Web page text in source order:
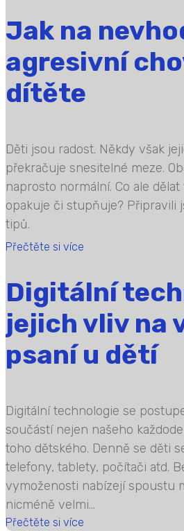
Jak na
agresivní
dítěte
Děti jsou radost. Někdy však
překračuje snesitelné meze.
naprosto normální. Co ale
opakuje či stupňuje? Připravili
tipů.
Přečtěte si více
Digitální
jejich vliv na
psaní u dětí
Digitální technologie se
součástí nejen našeho
toho dětského. Denně se děti
telefony, tablety, počítači atd.
vymoženosti nabízejí spoustu
nicméně velmi...
Přečtěte si více